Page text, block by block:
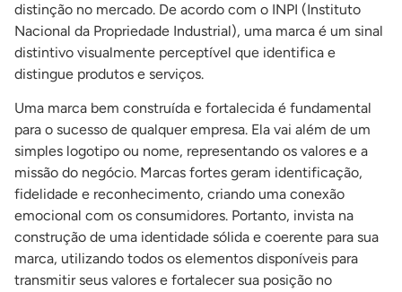
distinção no mercado. De acordo com o INPI (Instituto
Nacional da Propriedade Industrial), uma marca é um sinal
distintivo visualmente perceptível que identifica e
distingue produtos e serviços.
Uma marca bem construída e fortalecida é fundamental
para o sucesso de qualquer empresa. Ela vai além de um
simples logotipo ou nome, representando os valores e a
missão do negócio. Marcas fortes geram identificação,
fidelidade e reconhecimento, criando uma conexão
emocional com os consumidores. Portanto, invista na
construção de uma identidade sólida e coerente para sua
marca, utilizando todos os elementos disponíveis para
transmitir seus valores e fortalecer sua posição no